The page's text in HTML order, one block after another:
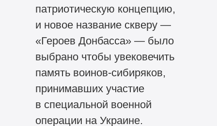
патриотическую концепцию,
и новое название скверу —
«Героев Донбасса» — было
выбрано чтобы увековечить
память воинов-сибиряков,
принимавших участие
в специальной военной
операции на Украине.